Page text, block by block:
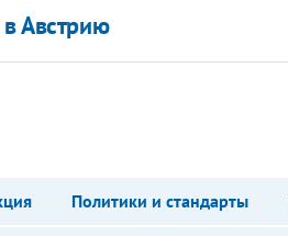
Австрию
Политики и стандарты